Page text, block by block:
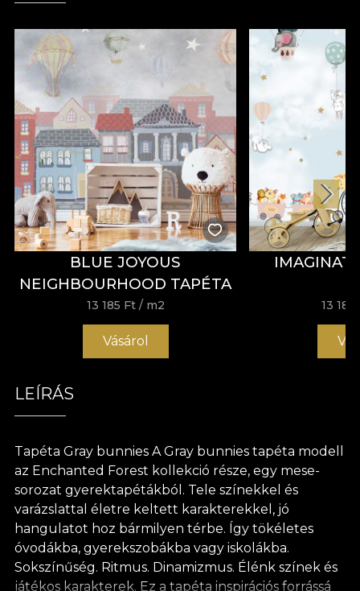
BLUE JOYOUS
NEIGHBOURHOOD TAPÉTA
13 185 Ft / m2
Vásárol
13 185
LEÍRÁS
Tapéta Gray bunnies A Gray bunnies tapéta modell
az Enchanted Forest kollekció része, egy mese-
sorozat gyerektapétákból. Tele színekkel és
varázslattal életre keltett karakterekkel, jó
hangulatot hoz bármilyen térbe. Így tökéletes
óvodákba, gyerekszobákba vagy iskolákba.
Sokszínűség. Ritmus. Dinamizmus. Élénk színek és
játékos karakterek. Ez a tapéta inspirációs forrássá